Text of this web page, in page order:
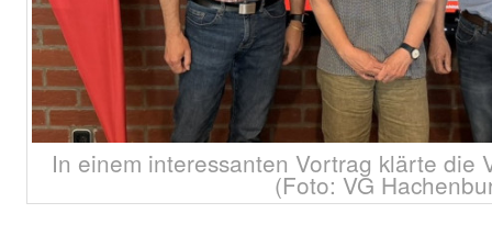
In einem interessanten Vortrag klärte die
(Foto: VG